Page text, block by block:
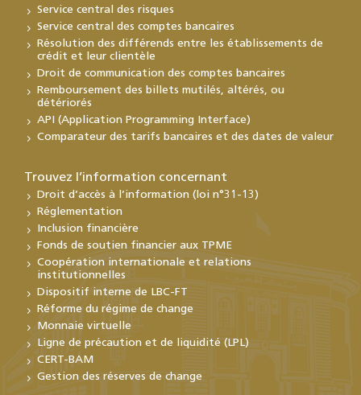
Service central des risques
Service central des comptes bancaires
Résolution des différends entre les établissements de
crédit et leur clientèle
Droit de communication des comptes bancaires
Remboursement des billets mutilés, altérés, ou
détériorés
API (Application Programming Interface)
Comparateur des tarifs bancaires et des dates de valeur
Trouvez l’information concernant
Droit d’accès à l’information (loi n°31-13)
Réglementation
Inclusion financière
Fonds de soutien financier aux TPME
Coopération internationale et relations
institutionnelles
Dispositif interne de LBC-FT
Réforme du régime de change
Monnaie virtuelle
Ligne de précaution et de liquidité (LPL)
CERT-BAM
Gestion des réserves de change